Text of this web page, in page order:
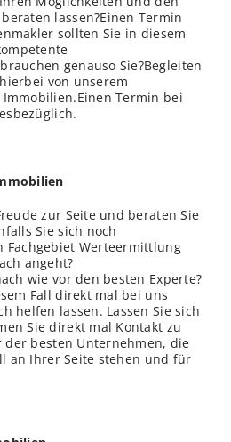
lassen?Einen Termin
sollten Sie in diesem
genauso Sie?Begleiten
von unserem
Termin bei
zur Seite und beraten Sie
Sie sich noch
Fachgebiet Werteermittlung
angeht?
wie vor den besten Experte?
Fall direkt mal bei uns
helfen lassen. Lassen Sie sich
Sie direkt mal Kontakt zu
besten Unternehmen, die
an Ihrer Seite stehen und für